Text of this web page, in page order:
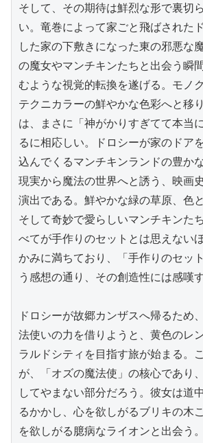
そして、その期待は鮮烈な形で裏切
い。竜巻によって家ごと飛ばされた
した家の下敷きになった東の邪悪な
の魔女やマンチキンたちと出会う瞬
むような視覚的転換を遂げる。モノ
テクニカラーの鮮やかな色彩へと移
は、まさに「神がかりすぎてて本当
るに相応しい。ドロシーが家のドア
込んでくるマンチキンランドの豊か
現実から魔法の世界へと誘う、映画
演出である。鮮やかな緑の草原、色
そして奇妙で愛らしいマンチキンた
べてが手作りのセットとは思えない
かみに満ちており、「手作りのセッ
う感想の通り、その創造性には感嘆
ドロシーが故郷カンザスへ帰るため
法使いの力を借りようと、黄色のレ
ラルドシティを目指す旅が始まる。
が、「オズの魔法使」の核心であり
してやまない部分だろう。彼女は道
るかかし、心を欲しがるブリキの木
を欲しがる臆病なライオンと出会う